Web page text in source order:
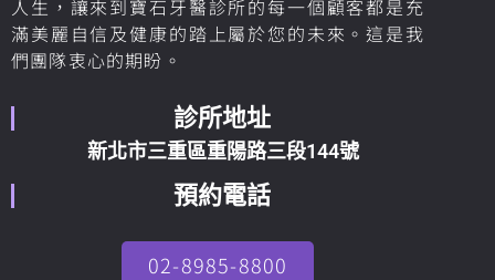
人生，讓來到寶石牙醫診所的每一個顧客都是充
滿美麗自信及健康的踏上屬於您的未來。這是我
們團隊衷心的期盼。
診所地址
新北市三重區重陽路三段144號
預約電話
02-8985-8800